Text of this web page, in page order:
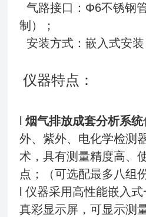
气路接口：Φ6不锈钢
制）
安装方式：嵌入式安装
仪器特点：
l烟气排放成套分析系统
外、紫外、电化学检测
术，具有测量精度高、
点；（可选配最多八组份
l 仪器采用高性能嵌入
真彩显示屏，可显示测